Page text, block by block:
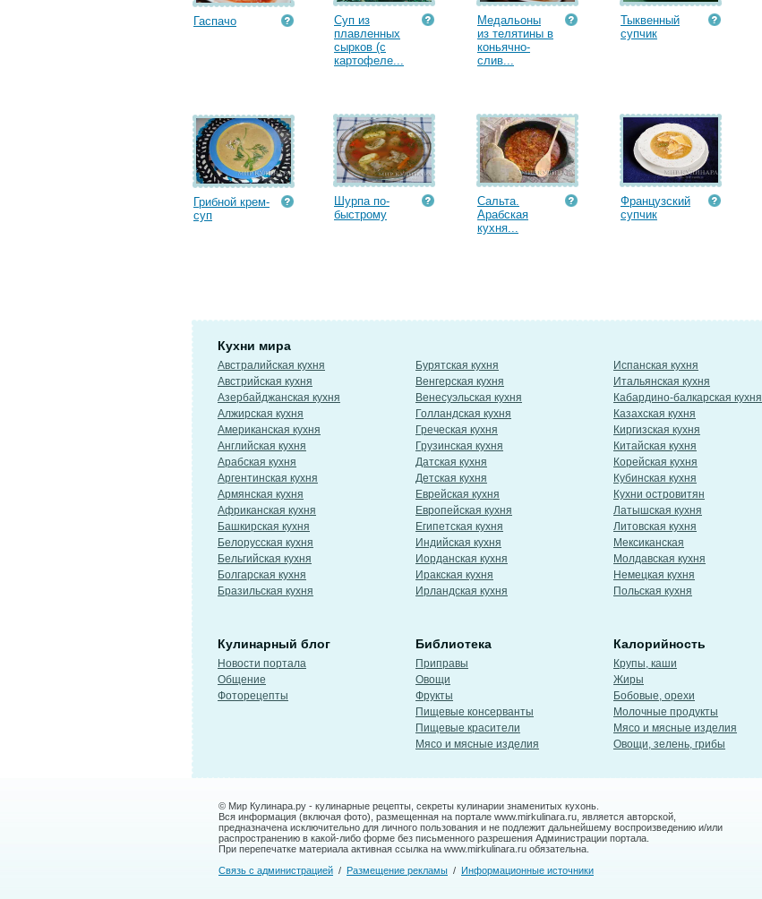
Гаспачо
Суп из
плавленных
сырков (с
картофеле...
Медальоны
из телятины в
коньячно-
слив...
Тыквенный
супчик
Грибной крем-
суп
Шурпа по-
быстрому
Сальта.
Арабская
кухня...
Французский
супчик
Кухни мира
Австралийская кухня
Австрийская кухня
Азербайджанская кухня
Алжирская кухня
Американская кухня
Английская кухня
Арабская кухня
Аргентинская кухня
Армянская кухня
Африканская кухня
Башкирская кухня
Белорусская кухня
Бельгийская кухня
Болгарская кухня
Бразильская кухня
Бурятская кухня
Венгерская кухня
Венесуэльская кухня
Голландская кухня
Греческая кухня
Грузинская кухня
Датская кухня
Детская кухня
Еврейская кухня
Европейская кухня
Египетская кухня
Индийская кухня
Иорданская кухня
Иракская кухня
Ирландская кухня
Испанская кухня
Итальянская кухня
Кабардино-балкарская кухня
Казахская кухня
Киргизская кухня
Китайская кухня
Корейская кухня
Кубинская кухня
Кухни островитян
Латышская кухня
Литовская кухня
Мексиканская
Молдавская кухня
Немецкая кухня
Польская кухня
Кулинарный блог
Новости портала
Общение
Фоторецепты
Библиотека
Приправы
Овощи
Фрукты
Пищевые консерванты
Пищевые красители
Мясо и мясные изделия
Калорийность
Крупы, каши
Жиры
Бобовые, орехи
Молочные продукты
Мясо и мясные изделия
Овощи, зелень, грибы
© Мир Кулинара.ру - кулинарные рецепты, секреты кулинарии знаменитых кухонь.
Вся информация (включая фото), размещенная на портале www.mirkulinara.ru, является авторской,
предназначена исключительно для личного пользования и не подлежит дальнейшему воспроизведению и/или
распространению в какой-либо форме без письменного разрешения Администрации портала.
При перепечатке материала активная ссылка на www.mirkulinara.ru обязательна.
Связь с администрацией / Размещение рекламы / Информационные источники